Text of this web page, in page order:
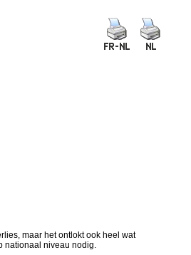
maar het ontlokt ook heel wat
nationaal niveau nodig.